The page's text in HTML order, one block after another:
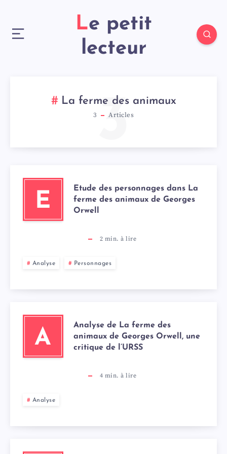
Le petit
lecteur
La ferme des animaux
3 Articles
3
E
Etude des personnages dans La
ferme des animaux de Georges
Orwell
2 min. à lire
Analyse Personnages
A
Analyse de La ferme des
animaux de Georges Orwell, une
critique de l’URSS
4 min. à lire
Analyse